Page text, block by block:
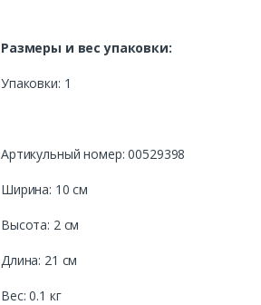
Размеры и вес упаковки:
Упаковки: 1
Артикульный номер: 00529398
Ширина: 10 см
Высота: 2 см
Длина: 21 см
Вес: 0.1 кг